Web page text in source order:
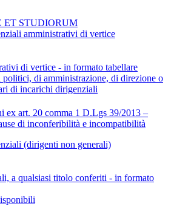
ET STUDIORUM
amministrativi di vertice
di vertice - in formato tabellare
di amministrazione, di direzione o
di incarichi dirigenziali
ex art. 20 comma 1 D.Lgs 39/2013 –
di inconferibilità e incompatibilità
(dirigenti non generali)
a qualsiasi titolo conferiti - in formato